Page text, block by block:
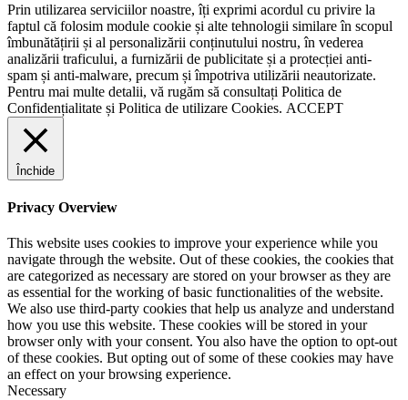
Prin utilizarea serviciilor noastre, îți exprimi acordul cu privire la
faptul că folosim module cookie și alte tehnologii similare în scopul
îmbunătățirii și al personalizării conținutului nostru, în vederea
analizării traficului, a furnizării de publicitate și a protecției anti-
spam și anti-malware, precum și împotriva utilizării neautorizate.
Pentru mai multe detalii, vă rugăm să consultați Politica de
Confidențialitate și Politica de utilizare Cookies. ACCEPT
Închide
Privacy Overview
This website uses cookies to improve your experience while you
navigate through the website. Out of these cookies, the cookies that
are categorized as necessary are stored on your browser as they are
as essential for the working of basic functionalities of the website.
We also use third-party cookies that help us analyze and understand
how you use this website. These cookies will be stored in your
browser only with your consent. You also have the option to opt-out
of these cookies. But opting out of some of these cookies may have
an effect on your browsing experience.
Necessary